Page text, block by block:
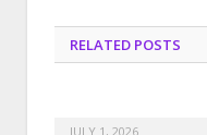
RELATED POSTS
JULY 1, 2026